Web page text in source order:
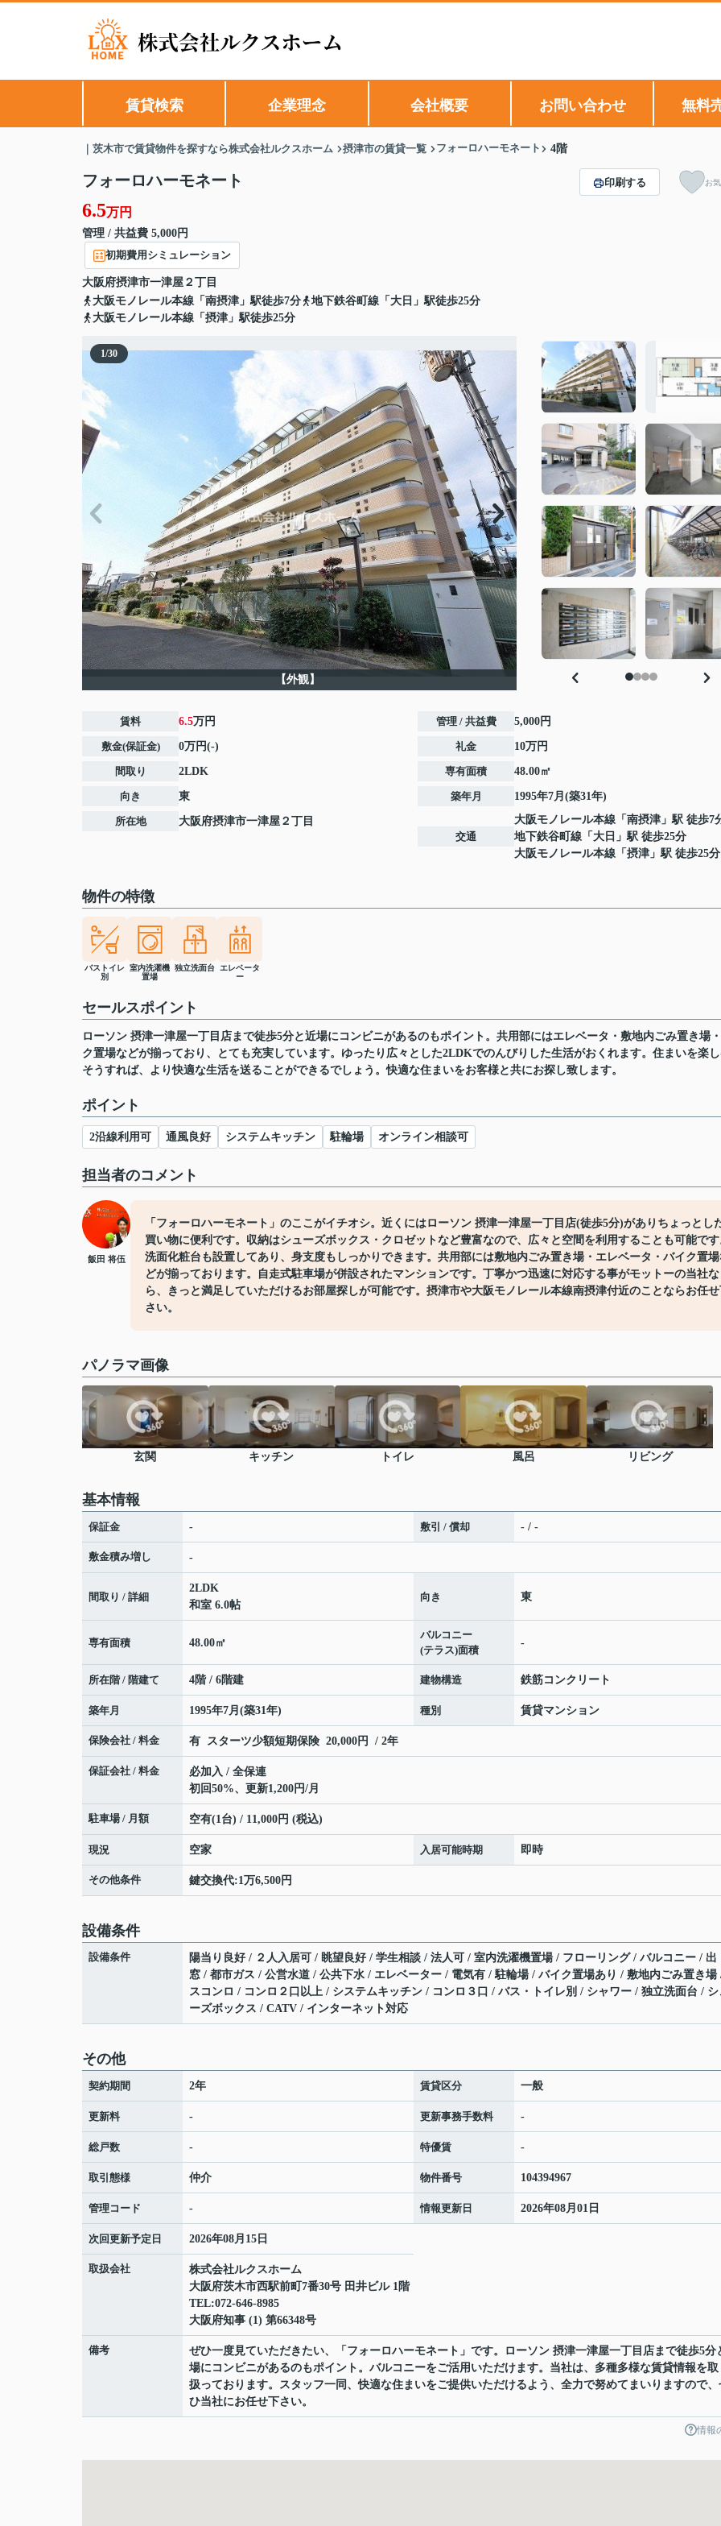
賃貸検索 企業理念 会社概要 お問い合わせ 無料
｜茨木市で賃貸物件を探すなら株式会社ルクスホーム 摂津市の賃貸一覧 フォーロハーモネート 4階
フォーロハーモネート
6.5万円
管理 / 共益費 5,000円
初期費用シミュレーション
大阪府摂津市一津屋 ２丁目
大阪モノレール本線「南摂津」駅徒歩7分
地下鉄谷町線「大日」駅徒歩25分
大阪モノレール本線「摂津」駅徒歩25分
印刷する お
1/30
【外観】
賃料 6.5万円
敷金(保証金) 0万円(-)
間取り 2LDK
向き 東
所在地 大阪府摂津市一津屋 ２丁目
管理 / 共益費 5,000円
礼金 10万円
専有面積 48.00㎡
築年月 1995年7月(築31年)
交通
大阪モノレール本線 「 南摂津 」駅 徒歩7
地下鉄谷町線 「 大日 」駅 徒歩25分
大阪モノレール本線 「 摂津 」駅 徒歩25分
物件の特徴
バストイレ
別
室内洗濯機
置場
独立洗面台
エレベータ
ー
セールスポイント
ローソン 摂津一津屋一丁目店まで徒歩5分と近場にコンビニがあるのもポイント。共用部にはエレベータ・敷地内ごみ置き場
ク置場などが揃っており、とても充実しています。ゆったり広々とした2LDKでのんびりした生活がおくれます。住まいを楽し
そうすれば、より快適な生活を送ることができるでしょう。快適な住まいをお客様と共にお探し致します。
ポイント
2沿線利用可 通風良好 システムキッチン 駐輪場 オンライン相談可
担当者のコメント
飯田 将伍
「フォーロハーモネート」のここがイチオシ。近くにはローソン 摂津一津屋一丁目店(徒歩5分)がありちょっとし
買い物に便利です。収納はシューズボックス・クロゼットなど豊富なので、広々と空間を利用することも可能です
洗面化粧台も設置してあり、身支度もしっかりできます。共用部には敷地内ごみ置き場・エレベータ・バイク置
どが揃っております。自走式駐車場が併設されたマンションです。丁寧かつ迅速に対応する事がモットーの当社な
ら、きっと満足していただけるお部屋探しが可能です。摂津市や大阪モノレール本線南摂津付近のことならお任
さい。
パノラマ画像
玄関 キッチン トイレ 風呂 リビング
基本情報
保証金 - 敷引 / 償却 - / -
敷金積み増し -
間取り / 詳細
2LDK
和室 6.0帖
向き 東
専有面積 48.00㎡
バルコニー
(テラス)面積
-
所在階 / 階建て 4階 / 6階建 建物構造 鉄筋コンクリート
築年月 1995年7月(築31年) 種別 賃貸マンション
保険会社 / 料金 有 スターツ少額短期保険 20,000円 / 2年
保証会社 / 料金
必加入 / 全保連
初回50%、更新1,200円/月
駐車場 / 月額 空有(1台) / 11,000円 (税込)
現況 空家 入居可能時期 即時
その他条件 鍵交換代:1万6,500円
設備条件
設備条件
陽当り良好 / ２人入居可 / 眺望良好 / 学生相談 / 法人可 / 室内洗濯機置場 / フローリング / バルコニー / 出
窓 / 都市ガス / 公営水道 / 公共下水 / エレベーター / 電気有 / 駐輪場 / バイク置場あり / 敷地内ごみ置き場
スコンロ / コンロ２口以上 / システムキッチン / コンロ３口 / バス・トイレ別 / シャワー / 独立洗面台 / シ
ーズボックス / CATV / インターネット対応
その他
契約期間 2年 賃貸区分 一般
更新料 - 更新事務手数料 -
総戸数 - 特優賃 -
取引態様 仲介 物件番号 104394967
管理コード - 情報更新日 2026年08月01日
次回更新予定日 2026年08月15日
取扱会社
株式会社ルクスホーム
大阪府茨木市西駅前町7番30号 田井ビル 1階
TEL:072-646-8985
大阪府知事 (1) 第66348号
備考
ぜひ一度見ていただきたい、「フォーロハーモネート」です。ローソン 摂津一津屋一丁目店まで徒歩5分
場にコンビニがあるのもポイント。バルコニーをご活用いただけます。当社は、多種多様な賃貸情報を取
扱っております。スタッフ一同、快適な住まいをご提供いただけるよう、全力で努めてまいりますので、
ひ当社にお任せ下さい。
情報